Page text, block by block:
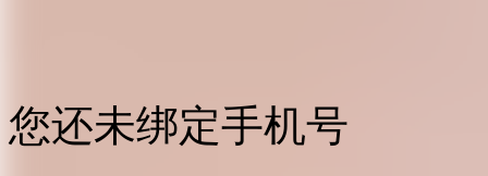
您还未绑定手机号